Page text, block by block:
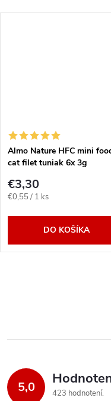
Almo Nature HFC mini
cat filet tuniak 6x 3g
€3,30
Jednotková
€0,55 / 1 ks
DO KOŠÍKA
5,0
423 hodnotení